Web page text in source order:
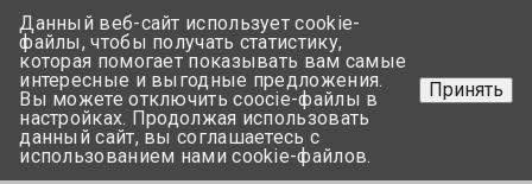
+375 17-350-99-56
+375 44-752-82-08
Задать вопрос
Данный веб-сайт использует cookie-
файлы, чтобы получать статистику,
которая помогает показывать вам самые
интересные и выгодные предложения.
Вы можете отключить coocie-файлы в
настройках. Продолжая использовать
данный сайт, вы соглашаетесь с
использованием нами cookie-файлов.
Принять